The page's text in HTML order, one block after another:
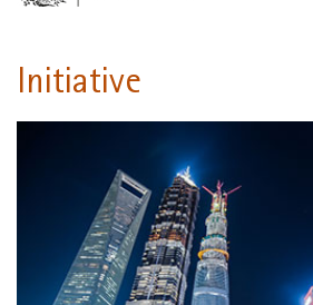
Initiative